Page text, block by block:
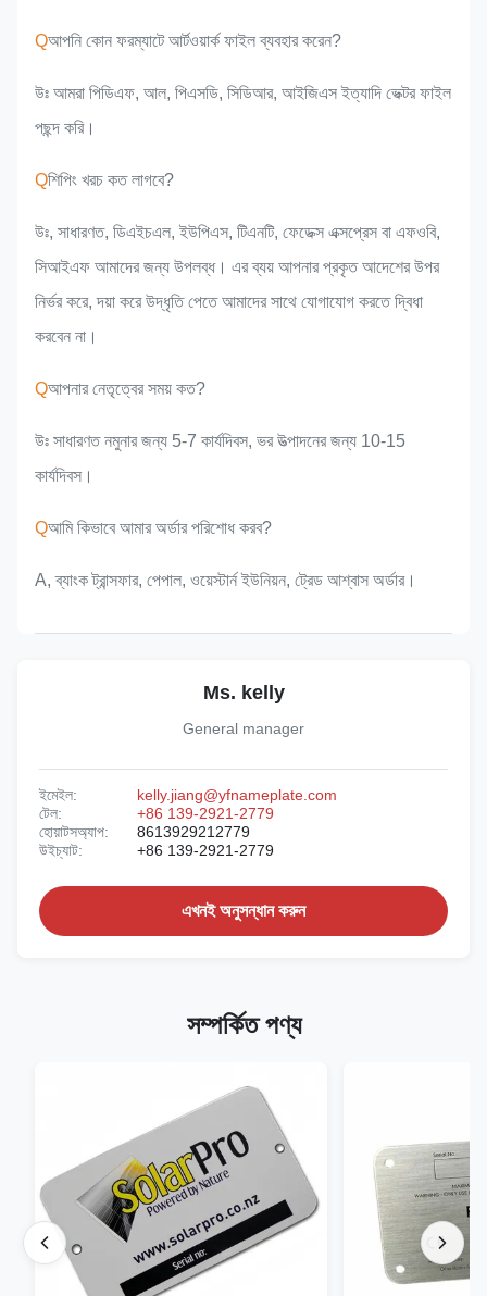
Qআপনি কোন ফরম্যাটে আর্টওয়ার্ক ফাইল ব্যবহার করেন?
উঃ আমরা পিডিএফ, আল, পিএসডি, সিডিআর, আইজিএস ইত্যাদি ভেক্টর ফাইল
পছন্দ করি।
Qশিপিং খরচ কত লাগবে?
উঃ, সাধারণত, ডিএইচএল, ইউপিএস, টিএনটি, ফেডেক্স এক্সপ্রেস বা এফওবি,
সিআইএফ আমাদের জন্য উপলব্ধ। এর ব্যয় আপনার প্রকৃত আদেশের উপর
নির্ভর করে, দয়া করে উদ্ধৃতি পেতে আমাদের সাথে যোগাযোগ করতে দ্বিধা
করবেন না।
Qআপনার নেতৃত্বের সময় কত?
উঃ সাধারণত নমুনার জন্য 5-7 কার্যদিবস, ভর উত্পাদনের জন্য 10-15
কার্যদিবস।
Qআমি কিভাবে আমার অর্ডার পরিশোধ করব?
A, ব্যাংক ট্রান্সফার, পেপাল, ওয়েস্টার্ন ইউনিয়ন, ট্রেড আশ্বাস অর্ডার।
Ms. kelly
General manager
ইমেইল:
kelly.jiang@yfnameplate.com
টেল:
+86 139-2921-2779
হোয়াটসঅ্যাপ:
8613929212779
উইচ্যাট:
+86 139-2921-2779
এখনই অনুসন্ধান করুন
সম্পর্কিত পণ্য